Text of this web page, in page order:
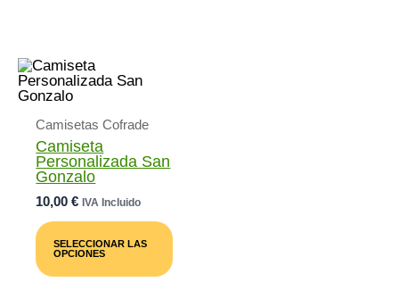
Camisetas Cofrade
Camiseta
Personalizada San
Gonzalo
10,00€ IVA Incluido
SELECCIONAR LAS
OPCIONES
Producto
Múltiples